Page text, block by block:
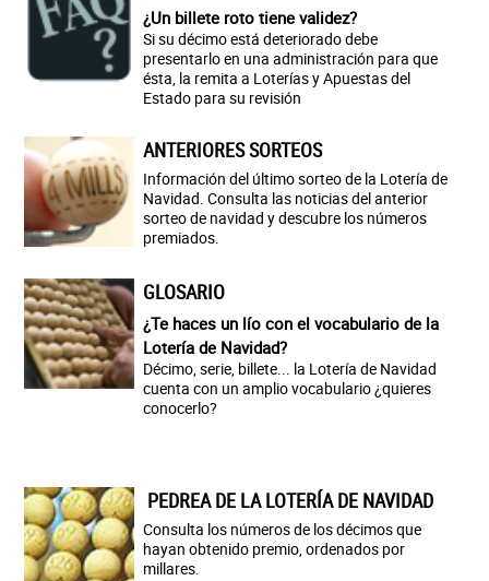
¿Un billete roto tiene validez?
Si su décimo está deteriorado debe
presentarlo en una administración para que
ésta, la remita a Loterías y Apuestas del
Estado para su revisión
ANTERIORES SORTEOS
Información del último sorteo de la Lotería de
Navidad. Consulta las noticias del anterior
sorteo de navidad y descubre los números
premiados.
GLOSARIO
¿Te haces un lío con el vocabulario de la
Lotería de Navidad?
Décimo, serie, billete... la Lotería de Navidad
cuenta con un amplio vocabulario ¿quieres
conocerlo?
PEDREA DE LA LOTERÍA DE NAVIDAD
Consulta los números de los décimos que
hayan obtenido premio, ordenados por
millares.